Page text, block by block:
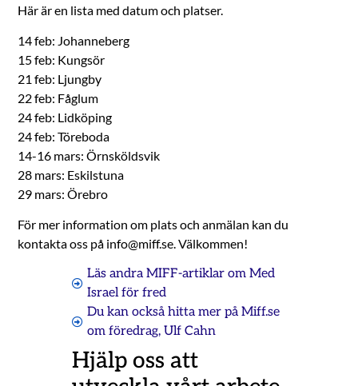
Här är en lista med datum och platser.
14 feb: Johanneberg
15 feb: Kungsör
21 feb: Ljungby
22 feb: Fåglum
24 feb: Lidköping
24 feb: Töreboda
14-16 mars: Örnsköldsvik
28 mars: Eskilstuna
29 mars: Örebro
För mer information om plats och anmälan kan du
kontakta oss på info@miff.se. Välkommen!
Läs andra MIFF-artiklar om Med
Israel för fred
Du kan också hitta mer på Miff.se
om föredrag, Ulf Cahn
Hjälp oss att